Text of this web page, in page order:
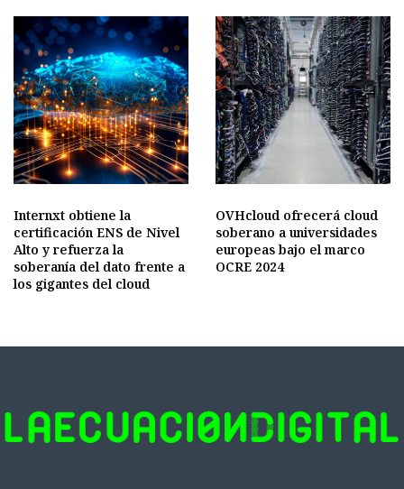
Internxt obtiene la
certificación ENS de Nivel
Alto y refuerza la
soberanía del dato frente a
los gigantes del cloud
OVHcloud ofrecerá cloud
soberano a universidades
europeas bajo el marco
OCRE 2024